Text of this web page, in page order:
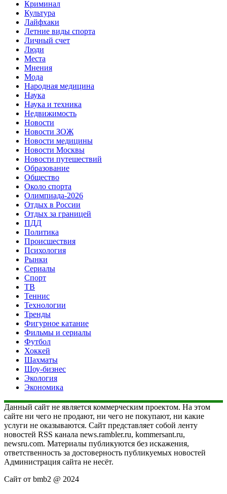
Криминал
Культура
Лайфхаки
Летние виды спорта
Личный счет
Люди
Места
Мнения
Мода
Народная медицина
Наука
Наука и техника
Недвижимость
Новости
Новости ЗОЖ
Новости медицины
Новости Москвы
Новости путешествий
Образование
Общество
Около спорта
Олимпиада-2026
Отдых в России
Отдых за границей
ПДД
Политика
Происшествия
Психология
Рынки
Сериалы
Спорт
ТВ
Теннис
Технологии
Тренды
Фигурное катание
Фильмы и сериалы
Футбол
Хоккей
Шахматы
Шоу-бизнес
Экология
Экономика
Данный сайт не является коммерческим проектом. На этом
сайте ни чего не продают, ни чего не покупают, ни какие
услуги не оказываются. Сайт представляет собой ленту
новостей RSS канала news.rambler.ru, kommersant.ru,
newsru.com. Материалы публикуются без искажения,
ответственность за достоверность публикуемых новостей
Администрация сайта не несёт.
Сайт от bmb2 @ 2024